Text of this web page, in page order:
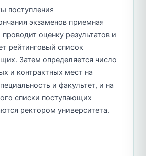
поступления
экзаменов приемная
оценку результатов и
рейтинговый список
Затем определяется число
и контрактных мест на
и факультет, и на
списки поступающих
ректором университета.